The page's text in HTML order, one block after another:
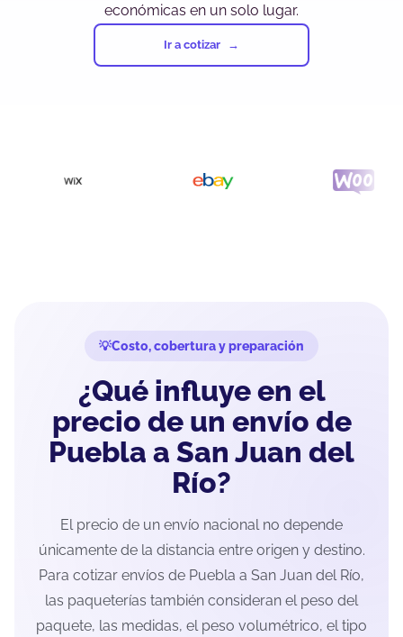
económicas en un solo lugar.
Ir a cotizar
Costo, cobertura y preparación
¿Qué influye en el
precio de un envío de
Puebla a San Juan del
Río?
El precio de un envío nacional no depende
únicamente de la distancia entre origen y destino.
Para cotizar envíos de Puebla a San Juan del Río,
las paqueterías también consideran el peso del
paquete, las medidas, el peso volumétrico, el tipo